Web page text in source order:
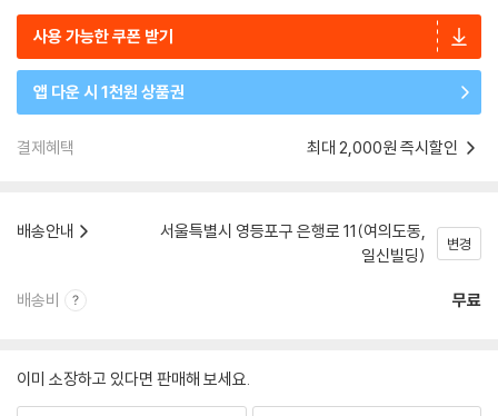
사용 가능한 쿠폰 받기
앱 다운 시 1천원 상품권
결제혜택 최대 2,000원 즉시할인
배송안내
서울특별시 영등포구 은행로 11(여의도동,
일신빌딩)
변경
배송비 무료
이미 소장하고 있다면 판매해 보세요.